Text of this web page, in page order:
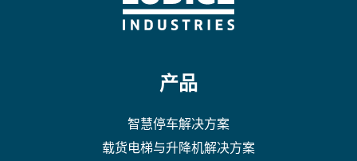
产品
智慧停车解决方案
载货电梯与升降机解决方案